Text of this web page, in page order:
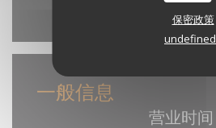
保密政策
undefined
Waze Map 已禁用。
一般信息
营业时间